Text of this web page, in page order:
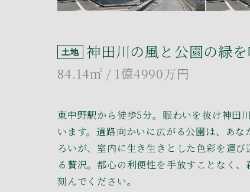
土地 神田川の風と公園の緑
84.14㎡ / 1億4990万円
東中野駅から徒歩5分。賑わいを抜け神田
います。道路向かいに広がる公園は、あ
ろいが、室内に生き生きとした色彩を運
る贅沢。都心の利便性を手放すことなく
刻んでください。